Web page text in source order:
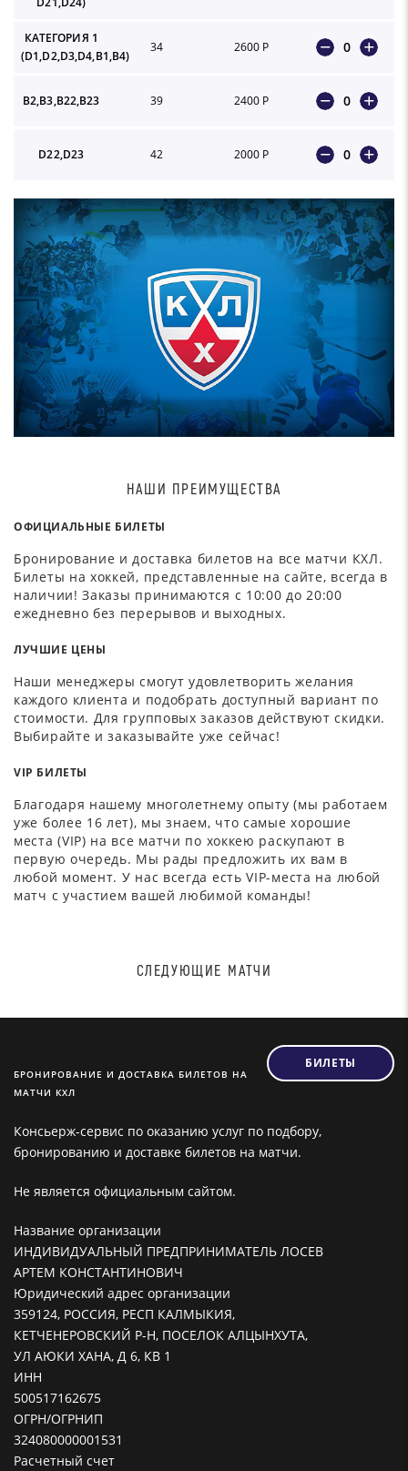
КАТЕГОРИЯ 1
(D1,D2,D3,D4,B1,B4)
34 2600 Р 0
В2,В3,В22,В23 39 2400 Р 0
D22,D23 42 2000 Р 0
НАШИ ПРЕИМУЩЕСТВА
ОФИЦИАЛЬНЫЕ БИЛЕТЫ
Бронирование и доставка билетов на все матчи КХЛ.
Билеты на хоккей, представленные на сайте, всегда в
наличии! Заказы принимаются с 10:00 до 20:00
ежедневно без перерывов и выходных.
ЛУЧШИЕ ЦЕНЫ
Наши менеджеры смогут удовлетворить желания
каждого клиента и подобрать доступный вариант по
стоимости. Для групповых заказов действуют скидки.
Выбирайте и заказывайте уже сейчас!
VIP БИЛЕТЫ
Благодаря нашему многолетнему опыту (мы работаем
уже более 16 лет), мы знаем, что самые хорошие
места (VIP) на все матчи по хоккею раскупают в
первую очередь. Мы рады предложить их вам в
любой момент. У нас всегда есть VIP-места на любой
матч с участием вашей любимой команды!
СЛЕДУЮЩИЕ МАТЧИ
БРОНИРОВАНИЕ И ДОСТАВКА БИЛЕТОВ НА
МАТЧИ КХЛ
БИЛЕТЫ
Консьерж-сервис по оказанию услуг по подбору,
бронированию и доставке билетов на матчи.
Не является официальным сайтом.
Название организации
ИНДИВИДУАЛЬНЫЙ ПРЕДПРИНИМАТЕЛЬ ЛОСЕВ
АРТЕМ КОНСТАНТИНОВИЧ
Юридический адрес организации
359124, РОССИЯ, РЕСП КАЛМЫКИЯ,
КЕТЧЕНЕРОВСКИЙ Р-Н, ПОСЕЛОК АЛЦЫНХУТА,
УЛ АЮКИ ХАНА, Д 6, КВ 1
ИНН
500517162675
ОГРН/ОГРНИП
324080000001531
Расчетный счет